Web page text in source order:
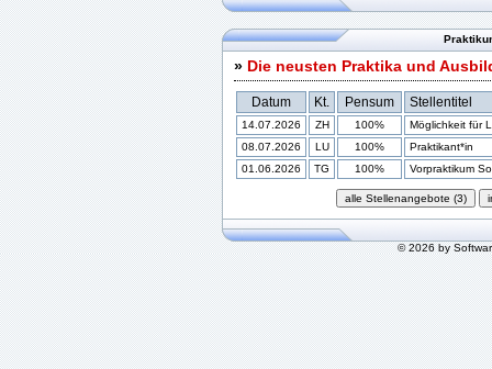
» Die neusten Praktika und
Datum Kt. Pensum Stellentitel
14.07.2026 ZH 100%
Möglichkeit für
08.07.2026
LU 100%
Praktikant*in
01.06.2026
TG 100% Vorpraktikum
© 2026 by